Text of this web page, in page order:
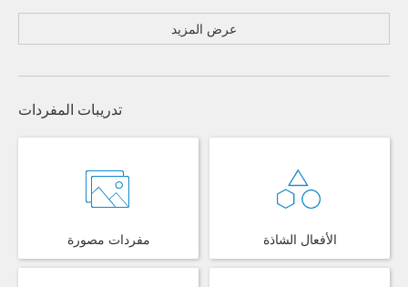
عرض المزيد
تدريبات المفردات
مفردات مصورة الأفعال الشاذة